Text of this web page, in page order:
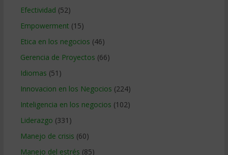
Efectividad (52)
Empowerment (15)
Etica en los negocios (46)
Gerencia de Proyectos (66)
Idiomas (51)
Innovacion en los Negocios (224)
Inteligencia en los negocios (102)
Liderazgo (331)
Manejo de crisis (60)
Manejo del estrés (85)